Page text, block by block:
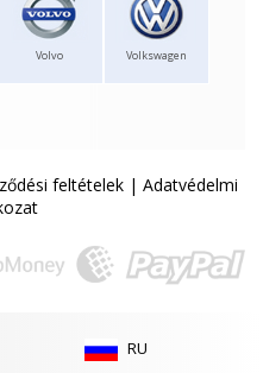
Volvo Volkswagen
feltételek | Adatvédelmi
RU